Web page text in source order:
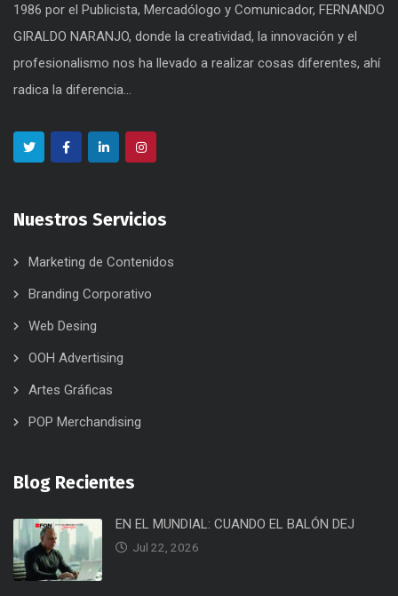
1986 por el Publicista, Mercadólogo y Comunicador, FERNANDO
GIRALDO NARANJO, donde la creatividad, la innovación y el
profesionalismo nos ha llevado a realizar cosas diferentes, ahí
radica la diferencia...
Nuestros Servicios
Marketing de Contenidos
Branding Corporativo
Web Desing
OOH Advertising
Artes Gráficas
POP Merchandising
Blog Recientes
EN EL MUNDIAL: CUANDO EL BALÓN DEJ
Jul 22, 2026